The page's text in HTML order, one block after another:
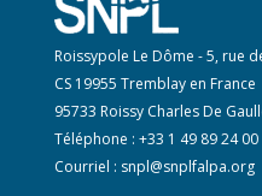
Roissypole Le Dôme - 5, rue
CS 19955 Tremblay en France
95733 Roissy Charles De
Téléphone : +33 1 49 89 24 00
Courriel : snpl@snplfalpa.org